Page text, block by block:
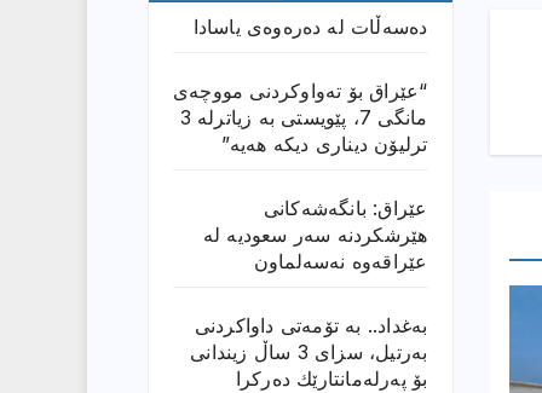
دەسەڵات لە دەرەوەی یاسادا
“عێراق بۆ تەواوکردنی مووچەی
مانگى 7، پێویستی بە زیاترلە 3
ترلیۆن دیناری دیکە هەیە”
عێراق: بانگەشەكانی
هێرشكردنە سەر سعودیە لە
عێراقەوە نەسەلماون
بەغداد.. بە تۆمەتی داواكردنی
بەرتیل، سزای 3 ساڵ زیندانی
بۆ پەرلەمانتارێك دەركرا